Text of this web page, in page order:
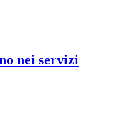
nei servizi